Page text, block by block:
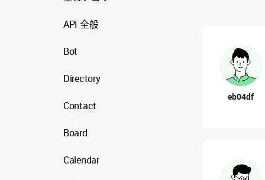
API 全般
Bot
Directory
Contact
Board
Calendar
eb04df